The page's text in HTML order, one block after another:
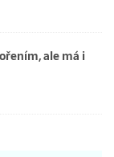
ale má i